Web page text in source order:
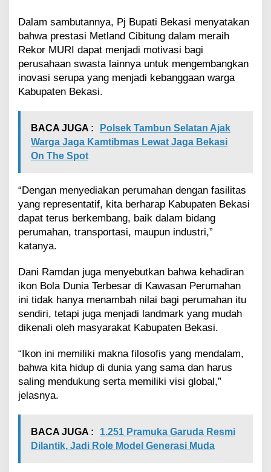
d
I
n
d
o
a
,
a
h
n
k
o
M
U
R
Dalam sambutannya, Pj Bupati Bekasi menyatakan
bahwa prestasi Metland Cibitung dalam meraih
Rekor MURI dapat menjadi motivasi bagi
perusahaan swasta lainnya untuk mengembangkan
inovasi serupa yang menjadi kebanggaan warga
Kabupaten Bekasi.
BACA JUGA :
Polsek Tambun Selatan Ajak
Warga Jaga Kamtibmas Lewat Jaga Bekasi
On The Spot
“Dengan menyediakan perumahan dengan fasilitas
yang representatif, kita berharap Kabupaten Bekasi
dapat terus berkembang, baik dalam bidang
perumahan, transportasi, maupun industri,”
katanya.
Dani Ramdan juga menyebutkan bahwa kehadiran
ikon Bola Dunia Terbesar di Kawasan Perumahan
ini tidak hanya menambah nilai bagi perumahan itu
sendiri, tetapi juga menjadi landmark yang mudah
dikenali oleh masyarakat Kabupaten Bekasi.
“Ikon ini memiliki makna filosofis yang mendalam,
bahwa kita hidup di dunia yang sama dan harus
saling mendukung serta memiliki visi global,”
jelasnya.
BACA JUGA :
1.251 Pramuka Garuda Resmi
Dilantik, Jadi Role Model Generasi Muda